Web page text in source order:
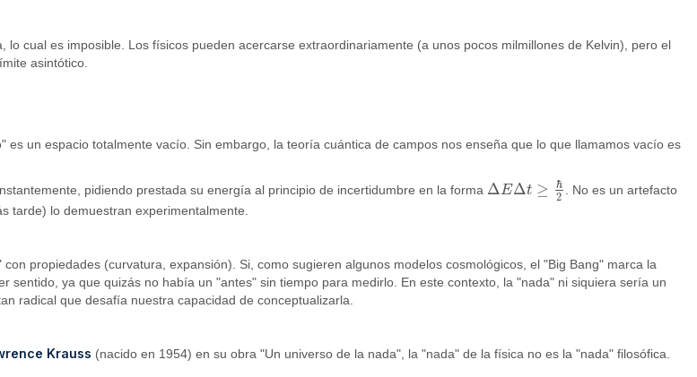
cual es imposible. Los físicos pueden acercarse extraordinariamente (a unos pocos milmillones de Kelvin), pero el
asintótico.
un espacio totalmente vacío. Sin embargo, la teoría cuántica de campos nos enseña que lo que llamamos vacío es
pidiendo prestada su energía al principio de incertidumbre en la forma ΔEΔt ≥
ℏ
2
ΔEΔt≥ℏ2
. No es un artefacto
tarde) lo demuestran experimentalmente.
propiedades (curvatura, expansión). Si, como sugieren algunos modelos cosmológicos, el "Big Bang" marca la
ya que quizás no había un "antes" sin tiempo para medirlo. En este contexto, la "nada" ni siquiera sería un
radical que desafía nuestra capacidad de conceptualizarla.
Krauss (nacido en 1954) en su obra "Un universo de la nada", la "nada" de la física no es la "nada" filosófica.